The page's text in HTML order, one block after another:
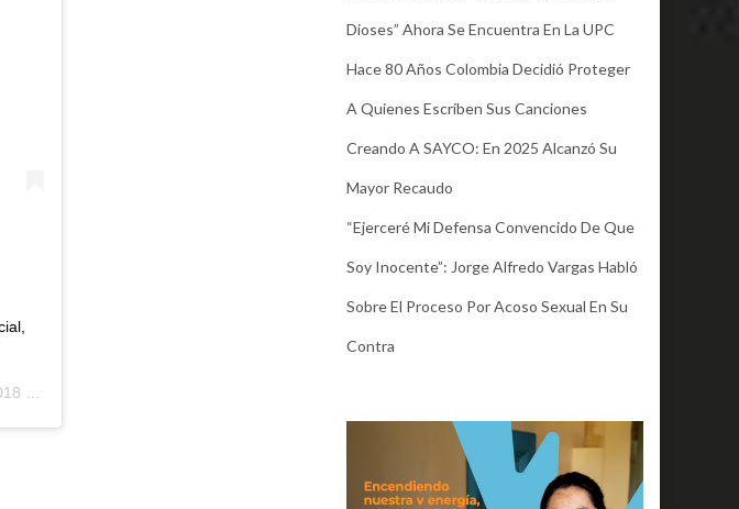
PDT
Dioses” Ahora Se Encuentra En La UPC
Hace 80 Años Colombia Decidió Proteger
A Quienes Escriben Sus Canciones
Creando A SAYCO: En 2025 Alcanzó Su
Mayor Recaudo
“Ejerceré Mi Defensa Convencido De Que
Soy Inocente”: Jorge Alfredo Vargas Habló
Sobre El Proceso Por Acoso Sexual En Su
Contra